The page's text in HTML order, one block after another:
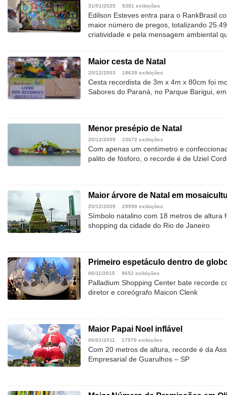
31/01/2025 5381 exibições
Edilson Esteves entra para o RankBrasil
maior número de pregos, totalizando
criatividade e pela mensagem ambiental
Maior cesta de Natal
20/12/2003 18639 exibições
Cesta recordista de 3m x 4m x 80cm foi
Sabores do Paraná, no Parque Barigui,
Menor presépio de Natal
20/12/2009 23672 exibições
Com apenas um centímetro e
palito de fósforo, o recorde é de Uziel
Maior árvore de Natal em
20/12/2009 29990 exibições
Símbolo natalino com 18 metros de altura
shopping da cidade do Rio de Janeiro
Primeiro espetáculo dentro de
06/11/2015 9652 exibições
Palladium Shopping Center bate recorde
diretor e coreógrafo Maicon Clenk
Maior Papai Noel inflável
06/01/2011 17970 exibições
Com 20 metros de altura, recorde é da
Empresarial de Guarulhos – SP